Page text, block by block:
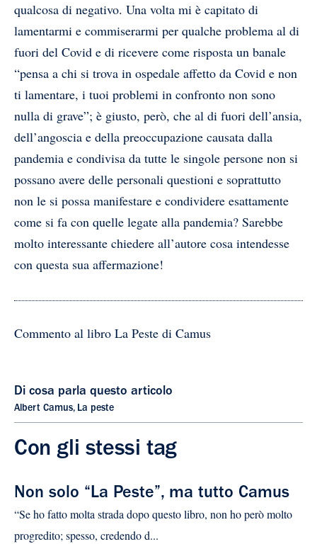
qualcosa di negativo. Una volta mi è capitato di
lamentarmi e commiserarmi per qualche problema al di
fuori del Covid e di ricevere come risposta un banale
“pensa a chi si trova in ospedale affetto da Covid e non
ti lamentare, i tuoi problemi in confronto non sono
nulla di grave”; è giusto, però, che al di fuori dell’ansia,
dell’angoscia e della preoccupazione causata dalla
pandemia e condivisa da tutte le singole persone non si
possano avere delle personali questioni e soprattutto
non le si possa manifestare e condividere esattamente
come si fa con quelle legate alla pandemia? Sarebbe
molto interessante chiedere all’autore cosa intendesse
con questa sua affermazione!
Commento al libro La Peste di Camus
Di cosa parla questo articolo
Albert Camus, La peste
Con gli stessi tag
Non solo “La Peste”, ma tutto Camus
“Se ho fatto molta strada dopo questo libro, non ho però molto
progredito; spesso, credendo d...